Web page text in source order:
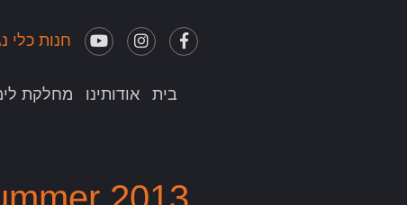
חנות כלי
בית אודותינו מחלקת